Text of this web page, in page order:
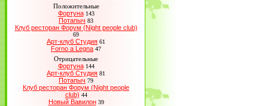
Положительные
Фортуна 143
Потапыч 83
Клуб ресторан Форум (Night people club)
69
Арт-клуб Студия 61
Forno a Legna 47
Отрицательные
Фортуна 144
Арт-клуб Студия 81
Потапыч 79
Клуб ресторан Форум (Night people
club) 44
Новый Вавилон 39